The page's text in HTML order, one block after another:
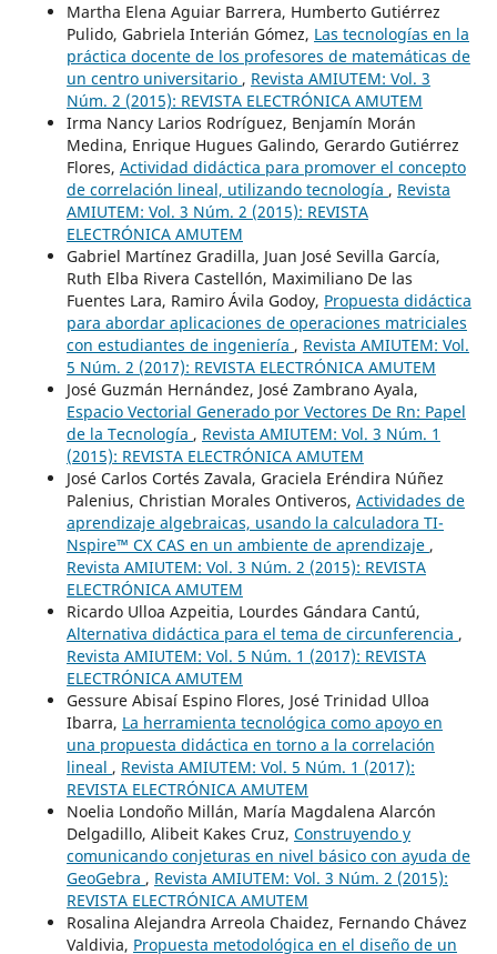
Martha Elena Aguiar Barrera, Humberto Gutiérrez
Pulido, Gabriela Interián Gómez, Las tecnologías en la
práctica docente de los profesores de matemáticas de
un centro universitario , Revista AMIUTEM: Vol. 3
Núm. 2 (2015): REVISTA ELECTRÓNICA AMUTEM
Irma Nancy Larios Rodríguez, Benjamín Morán
Medina, Enrique Hugues Galindo, Gerardo Gutiérrez
Flores, Actividad didáctica para promover el concepto
de correlación lineal, utilizando tecnología , Revista
AMIUTEM: Vol. 3 Núm. 2 (2015): REVISTA
ELECTRÓNICA AMUTEM
Gabriel Martínez Gradilla, Juan José Sevilla García,
Ruth Elba Rivera Castellón, Maximiliano De las
Fuentes Lara, Ramiro Ávila Godoy, Propuesta didáctica
para abordar aplicaciones de operaciones matriciales
con estudiantes de ingeniería , Revista AMIUTEM: Vol.
5 Núm. 2 (2017): REVISTA ELECTRÓNICA AMUTEM
José Guzmán Hernández, José Zambrano Ayala,
Espacio Vectorial Generado por Vectores De Rn: Papel
de la Tecnología , Revista AMIUTEM: Vol. 3 Núm. 1
(2015): REVISTA ELECTRÓNICA AMUTEM
José Carlos Cortés Zavala, Graciela Eréndira Núñez
Palenius, Christian Morales Ontiveros, Actividades de
aprendizaje algebraicas, usando la calculadora TI-
Nspire™ CX CAS en un ambiente de aprendizaje ,
Revista AMIUTEM: Vol. 3 Núm. 2 (2015): REVISTA
ELECTRÓNICA AMUTEM
Ricardo Ulloa Azpeitia, Lourdes Gándara Cantú,
Alternativa didáctica para el tema de circunferencia ,
Revista AMIUTEM: Vol. 5 Núm. 1 (2017): REVISTA
ELECTRÓNICA AMUTEM
Gessure Abisaí Espino Flores, José Trinidad Ulloa
Ibarra, La herramienta tecnológica como apoyo en
una propuesta didáctica en torno a la correlación
lineal , Revista AMIUTEM: Vol. 5 Núm. 1 (2017):
REVISTA ELECTRÓNICA AMUTEM
Noelia Londoño Millán, María Magdalena Alarcón
Delgadillo, Alibeit Kakes Cruz, Construyendo y
comunicando conjeturas en nivel básico con ayuda de
GeoGebra , Revista AMIUTEM: Vol. 3 Núm. 2 (2015):
REVISTA ELECTRÓNICA AMUTEM
Rosalina Alejandra Arreola Chaidez, Fernando Chávez
Valdivia, Propuesta metodológica en el diseño de un